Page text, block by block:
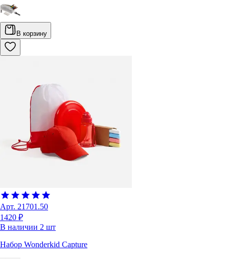
В корзину
Арт. 21701.50
1420 ₽
В наличии 2 шт
Набор Wonderkid Capture